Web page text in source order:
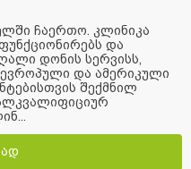
ჩაერთო. კლინიკა
და
დონის სერვისს,
ევროპული და ამერიკული
შექმნილ